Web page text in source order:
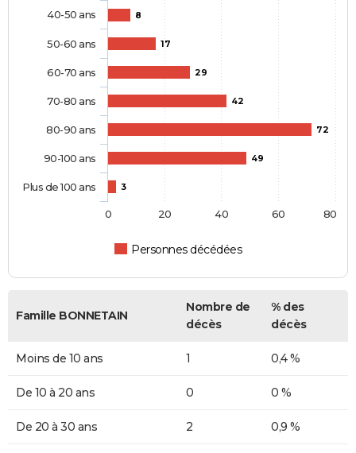
8
17
29
42
72
49
3
Personnes décédées
40-50 ans
50-60 ans
60-70 ans
70-80 ans
80-90 ans
90-100 ans
Plus de 100 ans
0 20 40 60 80
Famille BONNETAIN
Nombre de
décès
% des
décès
Moins de 10 ans 1 0,4 %
De 10 à 20 ans 0 0 %
De 20 à 30 ans 2 0,9 %